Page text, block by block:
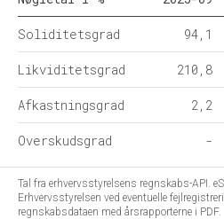
Soliditetsgrad 94,1
Likviditetsgrad 210,8
Afkastningsgrad 2,2
Overskudsgrad -
Tal fra erhvervsstyrelsens regnskabs-API.
Erhvervsstyrelsen ved eventuelle
regnskabsdataen med årsrapporterne i PDF.